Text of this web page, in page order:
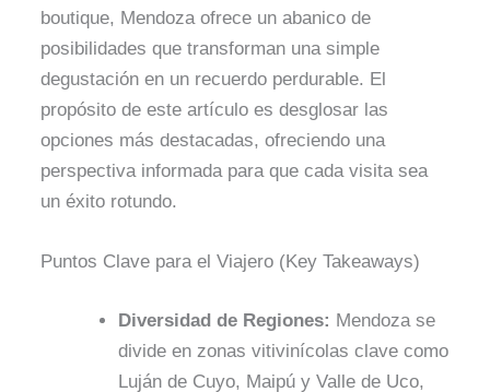
boutique, Mendoza ofrece un abanico de
posibilidades que transforman una simple
degustación en un recuerdo perdurable. El
propósito de este artículo es desglosar las
opciones más destacadas, ofreciendo una
perspectiva informada para que cada visita sea
un éxito rotundo.
Puntos Clave para el Viajero (Key Takeaways)
Diversidad de Regiones: Mendoza se
divide en zonas vitivinícolas clave como
Luján de Cuyo, Maipú y Valle de Uco,